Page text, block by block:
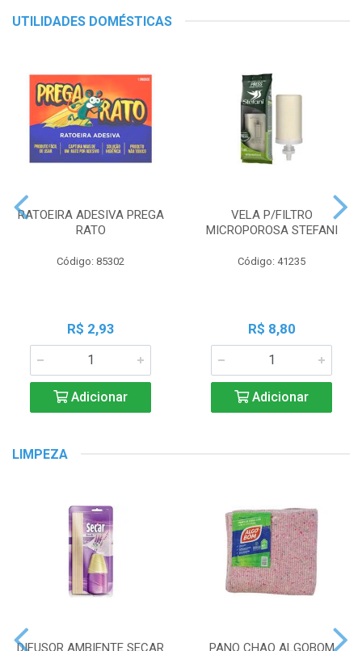
UTILIDADES DOMÉSTICAS
RATOEIRA ADESIVA PREGA
RATO
Código: 85302
R$ 2,93
Adicionar
VELA P/FILTRO
MICROPOROSA STEFANI
Código: 41235
R$ 8,80
Adicionar
LIMPEZA
DIFUSOR AMBIENTE SECAR PANO CHAO ALGOBOM